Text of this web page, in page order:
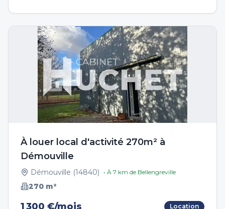
À louer local d'activité 270m² à
Démouville
Démouville (14840) • À 7 km de Bellengreville
270 m²
1 300 €/mois Location